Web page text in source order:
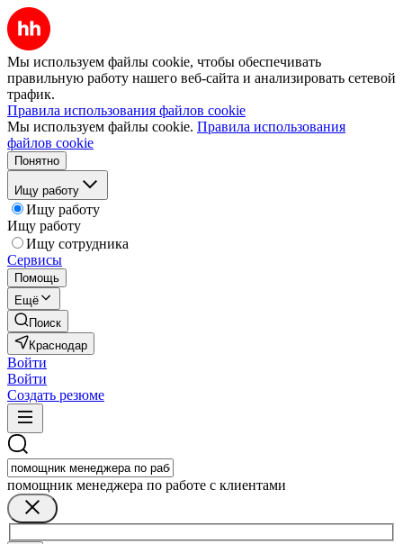
Мы используем файлы cookie, чтобы обеспечивать
правильную работу нашего веб-сайта и анализировать сетевой
трафик.
Правила использования файлов cookie
Мы используем файлы cookie. Правила использования
файлов cookie
Понятно
Ищу работу
Ищу работу
Ищу работу
Ищу сотрудника
Сервисы
Помощь
Ещё
Поиск
Краснодар
Войти
Войти
Создать резюме
помощник менеджера по работе с клиентами